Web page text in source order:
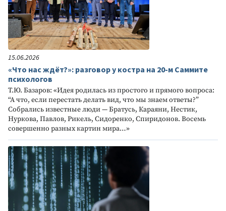
15.06.2026
«Что нас ждёт?»: разговор у костра на 20-м Саммите
психологов
Т.Ю. Базаров: «Идея родилась из простого и прямого вопроса:
“А что, если перестать делать вид, что мы знаем ответы?”
Собрались известные люди — Братусь, Караяни, Нестик,
Нуркова, Павлов, Рикель, Сидоренко, Спиридонов. Восемь
совершенно разных картин мира…»